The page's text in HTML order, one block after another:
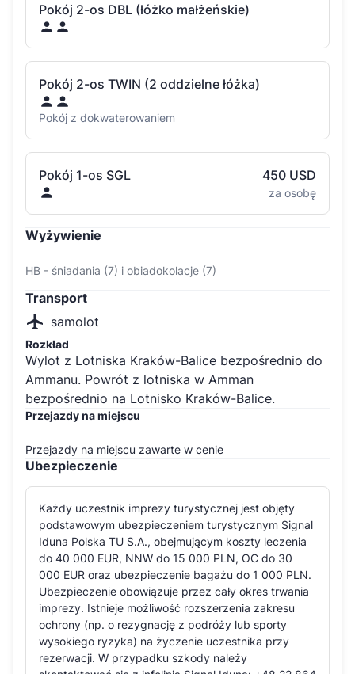
Pokój 2-os DBL (łóżko małżeńskie)
Pokój 2-os TWIN (2 oddzielne łóżka)
Pokój z dokwaterowaniem
Pokój 1-os SGL 450 USD
za osobę
Wyżywienie
HB - śniadania (7) i obiadokolacje (7)
Transport
samolot
Rozkład
Wylot z Lotniska Kraków-Balice bezpośrednio do
Ammanu. Powrót z lotniska w Amman
bezpośrednio na Lotnisko Kraków-Balice.
Przejazdy na miejscu
Przejazdy na miejscu zawarte w cenie
Ubezpieczenie
Każdy uczestnik imprezy turystycznej jest objęty
podstawowym ubezpieczeniem turystycznym Signal
Iduna Polska TU S.A., obejmującym koszty leczenia
do 40 000 EUR, NNW do 15 000 PLN, OC do 30
000 EUR oraz ubezpieczenie bagażu do 1 000 PLN.
Ubezpieczenie obowiązuje przez cały okres trwania
imprezy. Istnieje możliwość rozszerzenia zakresu
ochrony (np. o rezygnację z podróży lub sporty
wysokiego ryzyka) na życzenie uczestnika przy
rezerwacji. W przypadku szkody należy